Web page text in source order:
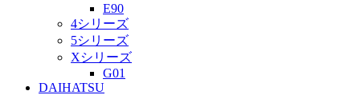
E90
4シリーズ
5シリーズ
Xシリーズ
G01
DAIHATSU